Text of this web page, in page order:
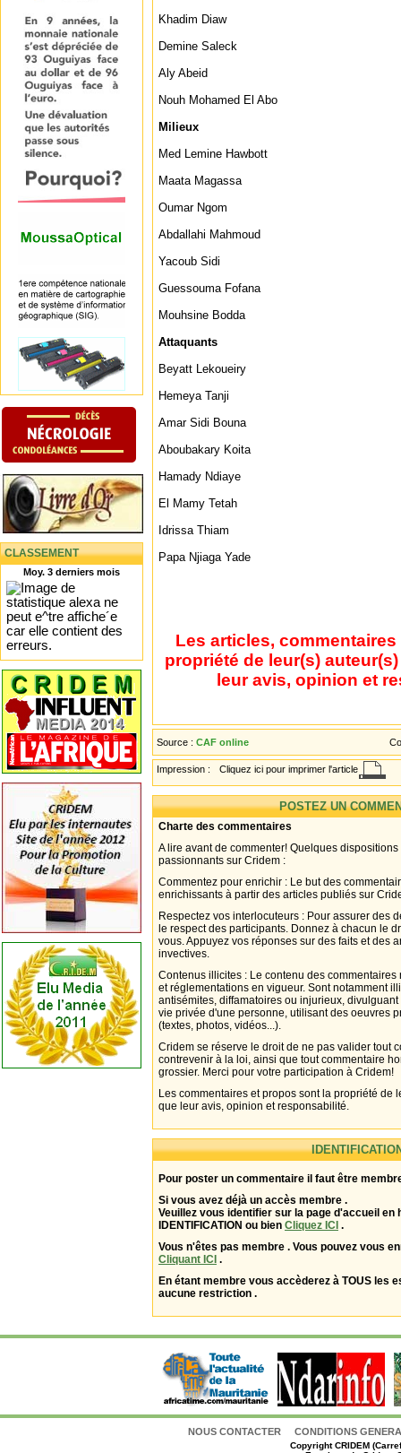
CLASSEMENT
Moy. 3 derniers mois
Khadim Diaw
Demine Saleck
Aly Abeid
Nouh Mohamed El Abo
Milieux
Med Lemine Hawbott
Maata Magassa
Oumar Ngom
Abdallahi Mahmoud
Yacoub Sidi
Guessouma Fofana
Mouhsine Bodda
Attaquants
Beyatt Lekoueiry
Hemeya Tanji
Amar Sidi Bouna
Aboubakary Koita
Hamady Ndiaye
El Mamy Tetah
Idrissa Thiam
Papa Njiaga Yade
Les articles,
propriété de leur(s)
leur avis, opinion et
Source : CAF online
Impression : Cliquez ici pour imprimer l'article
POSTEZ UN
Charte des commentaires
A lire avant de commenter! Quelques
passionnants sur Cridem :
Commentez pour enrichir : Le but des
enrichissants à partir des articles publiés sur
Respectez vos interlocuteurs : Pour assurer des
le respect des participants. Donnez à chacun le
vous. Appuyez vos réponses sur des faits et des
invectives.
Contenus illicites : Le contenu des
et réglementations en vigueur. Sont notamment
antisémites, diffamatoires ou injurieux,
vie privée d'une personne, utilisant des oeuvres
(textes, photos, vidéos...).
Cridem se réserve le droit de ne pas valider tout
contrevenir à la loi, ainsi que tout commentaire
grossier. Merci pour votre participation à Cridem!
Les commentaires et propos sont la propriété de
que leur avis, opinion et responsabilité.
Pour poster un commentaire il faut être
Si vous avez déjà un accès membre .
Veuillez vous identifier sur la page d'accueil en
IDENTIFICATION ou bien Cliquez ICI .
Vous n'êtes pas membre . Vous pouvez vous
Cliquant ICI .
En étant membre vous accèderez à TOUS les
aucune restriction .
NOUS CONTACTER CONDITIONS
CopyrightCRIDEM